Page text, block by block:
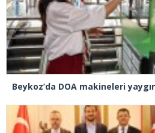
Beykoz’da DOA makineleri